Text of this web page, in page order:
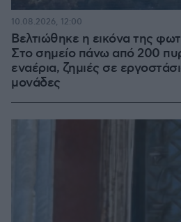
Βελτιώθηκε η εικόνα της
Στο σημείο πάνω από 200
εναέρια, ζημιές σε
μονάδες
10.08.2026, 12:00